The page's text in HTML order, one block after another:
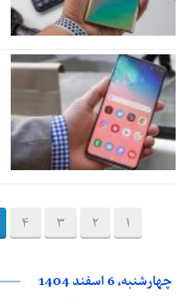
1
2
3
4
چهارشنبه، 6 اسفند 1404